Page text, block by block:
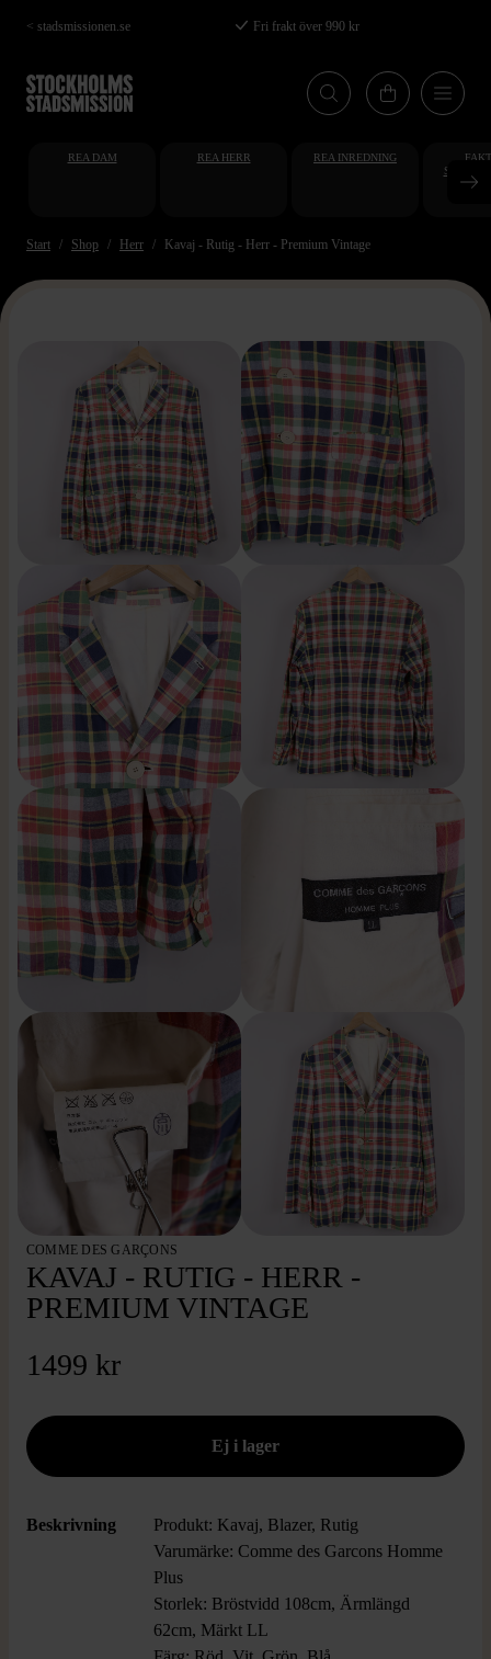
Hoppa
till
huvudinnehåll
< stadsmissionen.se Fri frakt över 990 kr
REA DAM REA HERR REA INREDNING
Start Shop Herr Kavaj - Rutig - Herr - Premium Vintage
COMME DES GARÇONS
KAVAJ - RUTIG - HERR -
PREMIUM VINTAGE
1499 kr
Beskrivning
Produkt: Kavaj, Blazer, Rutig
Varumärke: Comme des Garcons Homme
Plus
Storlek: Bröstvidd 108cm, Ärmlängd
62cm, Märkt LL